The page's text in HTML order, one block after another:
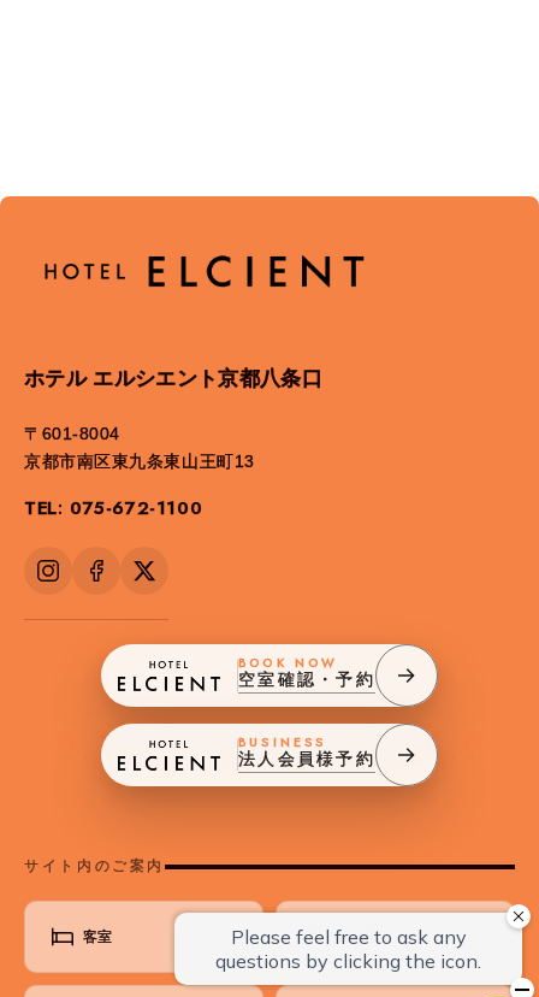
ホテル エルシエント京都八条口
〒601-8004
京都市南区東九条東山王町13
TEL: 075-672-1100
BOOK NOW
空室確認・予約
BUSINESS
法人会員様予約
サイト内のご案内
客室 大浴場・サウナ